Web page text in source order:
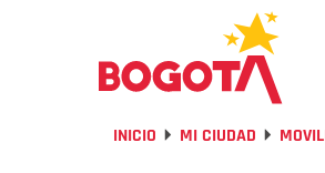
INICIO MI CIUDAD